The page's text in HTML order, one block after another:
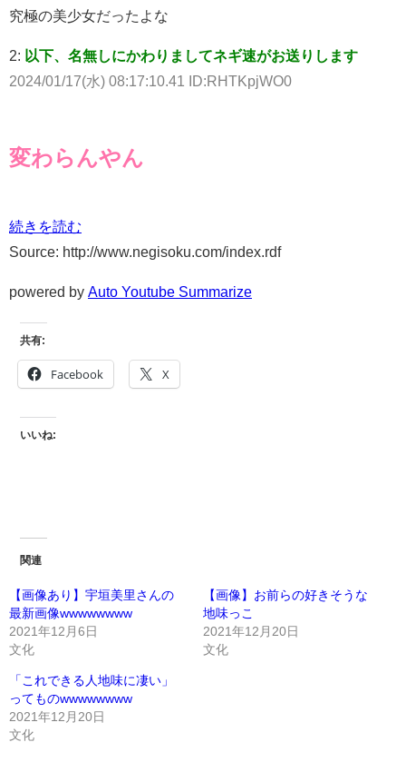
究極の美少女だったよな
2: 以下、名無しにかわりましてネギ速がお送りします
2024/01/17(水) 08:17:10.41 ID:RHTKpjWO0
変わらんやん
続きを読む
Source: http://www.negisoku.com/index.rdf
powered by Auto Youtube Summarize
共有:
Facebook X
いいね:
関連
【画像あり】宇垣美里さんの
最新画像wwwwwwww
2021年12月6日
文化
【画像】お前らの好きそうな
地味っこ
2021年12月20日
文化
「これできる人地味に凄い」
ってものwwwwwwww
2021年12月20日
文化